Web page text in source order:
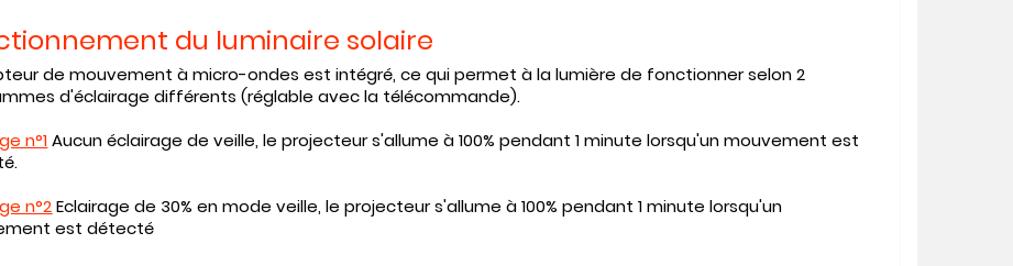
du luminaire solaire
de mouvement à micro-ondes est intégré, ce qui permet à la lumière de fonctionner selon 2
d'éclairage différents (réglable avec la télécommande).
n°1 Aucun éclairage de veille, le projecteur s'allume à 100% pendant 1 minute lorsqu'un mouvement est
n°2 Eclairage de 30% en mode veille, le projecteur s'allume à 100% pendant 1 minute lorsqu'un
est détecté